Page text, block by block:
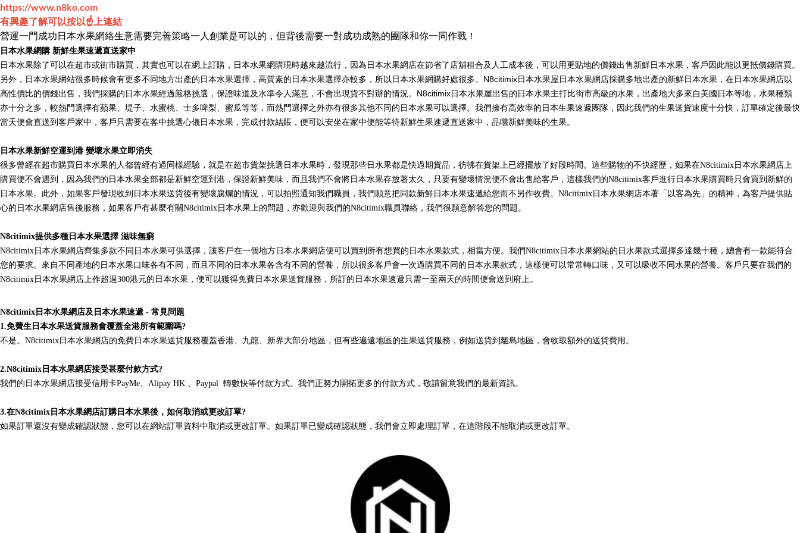
https://www.n8ko.com
有興趣了解可以按以☝️上連結
營運一門成功日本水果網絡生意需要完善策略一人創業是可以的，但背後需要一對成功成熟的團隊和你一同作戰！
日本水果網購 新鮮生果速遞直送家中
日本水果除了可以在超市或街市購買，其實也可以在網上訂購，日本水果網購現時越來越流行，因為日本水果網店在節省了店舖租合及人工成本後，可以用更貼地的價錢出售新鮮日本水果，客戶因此能以更抵價錢購買。
另外，日本水果網站很多時候會有更多不同地方出產的日本水果選擇，高質素的日本水果選擇亦較多，所以日本水果網購好處很多。N8citimix日本水果屋日本水果網店採購多地出產的新鮮日本水果，在日本水果網店以
高性價比的價錢出售，我們採購的日本水果經過嚴格挑選，保證味道及水準令人滿意，不會出現貨不對辦的情況。N8citimix日本水果屋出售的日本水果主打比街市高級的水果，出產地大多來自美國日本等地，水果種類
亦十分之多，較熱門選擇有蘋果、堤子、水蜜桃、士多啤梨、蜜瓜等等，而熱門選擇之外亦有很多其他不同的日本水果可以選擇。我們擁有高效率的日本生果速遞團隊，因此我們的生果送貨速度十分快，訂單確定後最快
當天便會直送到客戶家中，客戶只需要在客中挑選心儀日本水果，完成付款結賬，便可以安坐在家中便能等待新鮮生果速遞直送家中，品嚐新鮮美味的生果。
日本水果新鮮空運到港 變壞水果立即消失
很多曾經在超市購買日本水果的人都曾經有過同樣經驗，就是在超市貨架挑選日本水果時，發現那些日水果都是快過期貨品，彷彿在貨架上已經擺放了好段時間。這些購物的不快經歷，如果在N8citimix日本水果網店上
購買便不會遇到，因為我們的日本水果全部都是新鮮空運到港，保證新鮮美味，而且我們不會將日本水果存放著太久，只要有變壞情況便不會出售給客戶，這樣我們的N8citimix客戶進行日本水果購買時只會買到新鮮的
日本水果。此外，如果客戶發現收到日本水果送貨後有變壞腐爛的情況，可以拍照通知我們職員，我們願意把同款新鮮日本水果速遞給您而不另作收費。N8citimix日本水果網店本著「以客為先」的精神，為客戶提供貼
心的日本水果網店售後服務，如果客戶有甚麼有關N8citimix日本水果上的問題，亦歡迎與我們的N8citimix職員聯絡，我們很願意解答您的問題。
N8citimix提供多種日本水果選擇 滋味無窮
N8citimix日本水果網店齊集多款不同日本水果可供選擇，讓客戶在一個地方日本水果網店便可以買到所有想買的日本水果款式，相當方便。我們N8citimix日本水果網站的日水果款式選擇多達幾十種，總會有一款能符合
您的要求。來自不同產地的日本水果口味各有不同，而且不同的日本水果各含有不同的營養，所以很多客戶會一次過購買不同的日本水果款式，這樣便可以常常轉口味，又可以吸收不同水果的營養。客戶只要在我們的
N8citimix日本水果網店上作超過300港元的日本水果，便可以獲得免費日本水果送貨服務，所訂的日本水果速遞只需一至兩天的時間便會送到府上。
N8citimix日本水果網店及日本水果速遞 - 常見問題
1.免費生日本水果送貨服務會覆蓋全港所有範圍嗎?
不是。N8citimix日本水果網店的免費日本水果送貨服務覆蓋香港、九龍、新界大部分地區，但有些遍遠地區的生果送貨服務，例如送貨到離島地區，會收取額外的送貨費用。
2.N8citimix日本水果網店接受甚麼付款方式?
我們的日本水果網店接受信用卡PayMe、 Alipay HK 、 Paypal 轉數快等付款方式。我們正努力開拓更多的付款方式，敬請留意我們的最新資訊。
3.在N8citimix日本水果網店訂購日本水果後，如何取消或更改訂單?
如果訂單還沒有變成確認狀態，您可以在網站訂單資料中取消或更改訂單。如果訂單已變成確認狀態，我們會立即處理訂單，在這階段不能取消或更改訂單。